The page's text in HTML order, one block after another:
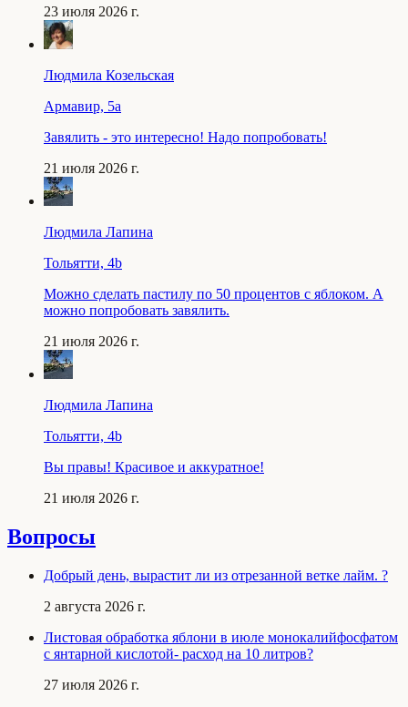
23 июля 2026 г.
Людмила Козельская
Армавир, 5a
Завялить - это интересно! Надо попробовать!
21 июля 2026 г.
Людмила Лапина
Тольятти, 4b
Можно сделать пастилу по 50 процентов с яблоком. А
можно попробовать завялить.
21 июля 2026 г.
Людмила Лапина
Тольятти, 4b
Вы правы! Красивое и аккуратное!
21 июля 2026 г.
Вопросы
Добрый день, вырастит ли из отрезанной ветке лайм. ?
2 августа 2026 г.
Листовая обработка яблони в июле монокалийфосфатом
с янтарной кислотой- расход на 10 литров?
27 июля 2026 г.